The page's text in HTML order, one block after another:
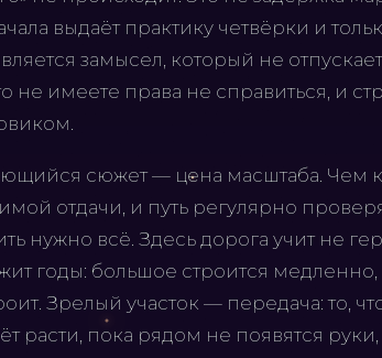
выдаёт практику четвёрки и
замысел, который не
имеете права не справиться, и
сюжет — цена масштаба. Чем
отдачи, и путь регулярно
нужно всё. Здесь дорога учит не
годы: большое строится
Зрелый участок — передача: то,
расти, пока рядом не появятся